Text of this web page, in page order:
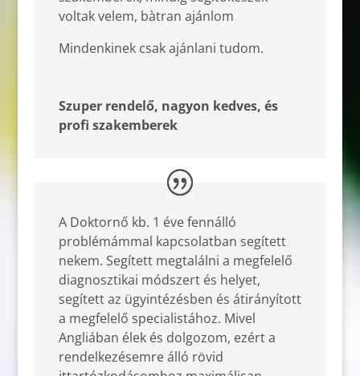
voltak velem, bàtran ajánlom
Mindenkinek csak ajánlani tudom.
Szuper rendelő, nagyon kedves, és
profi szakemberek
A Doktornő kb. 1 éve fennálló
problémámmal kapcsolatban segített
nekem. Segített megtalálni a megfelelő
diagnosztikai módszert és helyet,
segített az ügyintézésben és átirányított
a megfelelő specialistához. Mivel
Angliában élek és dolgozom, ezért a
rendelkezésemre álló rövid